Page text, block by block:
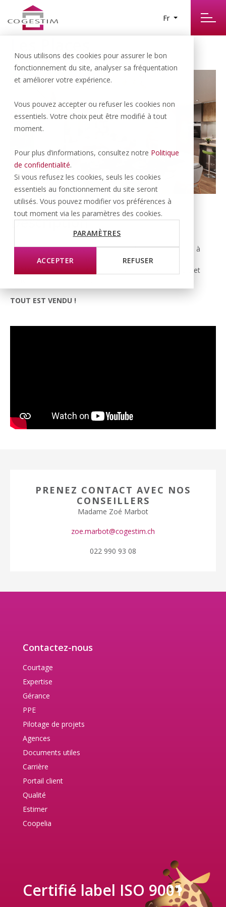
Nous utilisons des cookies pour assurer le bon
fonctionnement du site, analyser sa fréquentation
et améliorer votre expérience.
Vous pouvez accepter ou refuser les cookies non
essentiels. Votre choix peut être modifié à tout
moment.
Pour plus d’informations, consultez notre Politique
de confidentialité.
Si vous refusez les cookies, seuls les cookies
essentiels au fonctionnement du site seront
utilisés. Vous pouvez modifier vos préférences à
tout moment via les paramètres des cookies.
PARAMÈTRES
ACCEPTER REFUSER
Fr
Description
Découvrez cette nouvelle promotion de 4 appartements à
vendre au coeur du village de Prangins. Ils offriront une
ambiance moderne au sein d’un environnement paisible et
TOUT EST VENDU !
PRENEZ CONTACT AVEC NOS
CONSEILLERS
Madame Zoé Marbot
zoe.marbot@cogestim.ch
022 990 93 08
Contactez-nous
Courtage
Expertise
Gérance
PPE
Pilotage de projets
Agences
Documents utiles
Carrière
Portail client
Qualité
Estimer
Coopelia
Certifié label ISO 9001